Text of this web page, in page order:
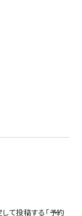
て投稿する「予約